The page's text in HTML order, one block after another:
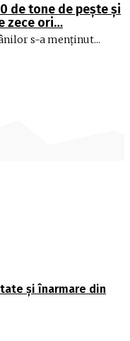
de tone de peşte şi
zece ori…
s-a menţinut...
şi înarmare din